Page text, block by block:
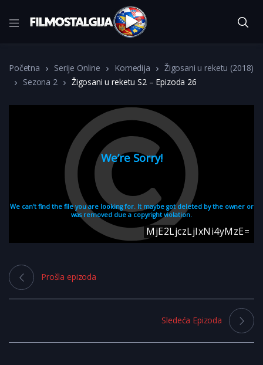
Početna Serije Online Komedija
Žigosani u reketu (2018)
Sezona 2
Žigosani u reketu S2 – Epizoda 26
Prošla epizoda
Sledeća Epizoda